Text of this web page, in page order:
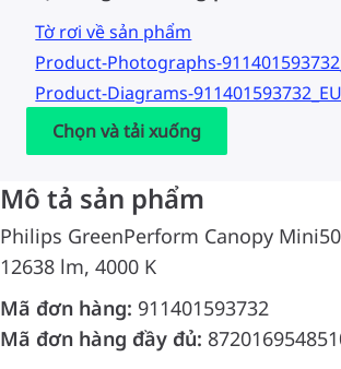
Tờ rơi về sản phẩm
Product-Photographs-
Product-Diagrams-911401593732_EU
Chọn và tải xuống
Mô tả sản phẩm
Philips GreenPerform Canopy
12638 lm, 4000 K
Mã đơn hàng: 911401593732
Mã đơn hàng đầy đủ: